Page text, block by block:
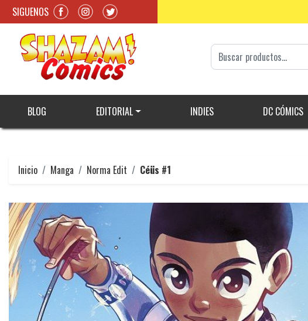
SIGUENOS
BLOG EDITORIAL INDIES DC CÓMICS
Inicio Manga Norma Edit Céüs #1